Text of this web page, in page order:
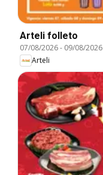
Arteli folleto
07/08/2026- 09/08/2026
Arteli